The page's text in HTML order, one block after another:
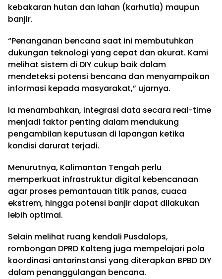
kebakaran hutan dan lahan (karhutla) maupun
banjir.
“Penanganan bencana saat ini membutuhkan
dukungan teknologi yang cepat dan akurat. Kami
melihat sistem di DIY cukup baik dalam
mendeteksi potensi bencana dan menyampaikan
informasi kepada masyarakat,” ujarnya.
Ia menambahkan, integrasi data secara real-time
menjadi faktor penting dalam mendukung
pengambilan keputusan di lapangan ketika
kondisi darurat terjadi.
Menurutnya, Kalimantan Tengah perlu
memperkuat infrastruktur digital kebencanaan
agar proses pemantauan titik panas, cuaca
ekstrem, hingga potensi banjir dapat dilakukan
lebih optimal.
Selain melihat ruang kendali Pusdalops,
rombongan DPRD Kalteng juga mempelajari pola
koordinasi antarinstansi yang diterapkan BPBD DIY
dalam penanggulangan bencana.